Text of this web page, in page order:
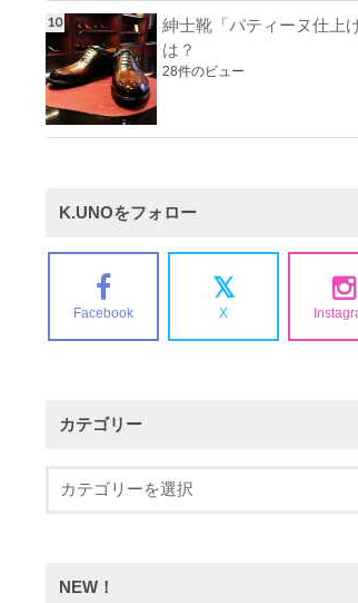
紳士靴「パティーヌ仕上
は？
28件のビュー
K.UNOをフォロー
Facebook X
カテゴリー
NEW！